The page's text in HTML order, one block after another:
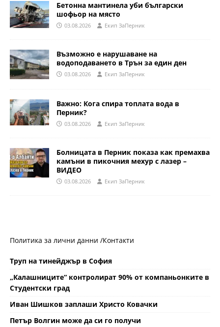
Бетонна мантинела уби български
шофьор на място
03.08.2026 Eкип ЗаПерник
Възможно е нарушаване на
водоподаването в Трън за един ден
03.08.2026 Eкип ЗаПерник
Важно: Кога спира топлата вода в
Перник?
03.08.2026 Eкип ЗаПерник
Болницата в Перник показа как премахва
камъни в пикочния мехур с лазер –
ВИДЕО
03.08.2026 Eкип ЗаПерник
Политика за лични данни /Контакти
Труп на тинейджър в София
„Калашниците“ контролират 90% от компаньонките в
Студентски град
Иван Шишков заплаши Христо Ковачки
Петър Волгин може да си го получи